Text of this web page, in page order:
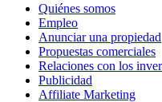
Quiénes somos
Empleo
Anunciar una propiedad
Propuestas comerciales
Relaciones con los
Publicidad
Affiliate Marketing